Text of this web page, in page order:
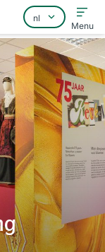
Menu